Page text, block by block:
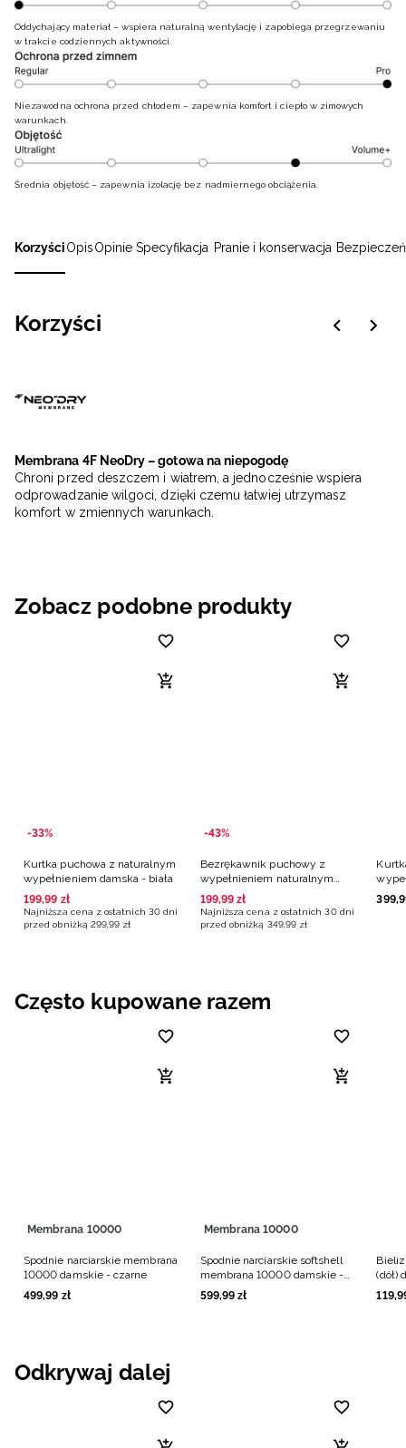
KorzyściOpisOpinie Specyfikacja Pranie i konserwacja
Korzyści
Membrana 4F NeoDry – gotowa na niepogodę
Chroni przed deszczem i wiatrem, a jednocześnie wspiera
odprowadzanie wilgoci, dzięki czemu łatwiej utrzymasz
komfort w zmiennych warunkach.
Oddychający materiał – wspiera naturalną wentylację i zapobiega przegrzewaniu
w trakcie codziennych aktywności.
Niezawodna ochrona przed chłodem – zapewnia komfort i ciepło w zimowych
warunkach.
Średnia objętość – zapewnia izolację bez nadmiernego obciążenia.
Zobacz podobne produkty
-33%
Kurtka puchowa z naturalnym
wypełnieniem damska - biała
199,99 zł
Najniższa cena z ostatnich 30 dni
przed obniżką 299,99 zł
-43%
Bezrękawnik puchowy z
wypełnieniem naturalnym
damski - biały
199,99 zł
Najniższa cena z ostatnich 30 dni
przed obniżką 349,99 zł
399,
Często kupowane razem
Membrana 10000
Spodnie narciarskie membrana
10000 damskie - czarne
499,99 zł
Membrana 10000
Spodnie narciarskie softshell
membrana 10000 damskie -
brązowe
599,99 zł
(dół)
119,
Odkrywaj dalej